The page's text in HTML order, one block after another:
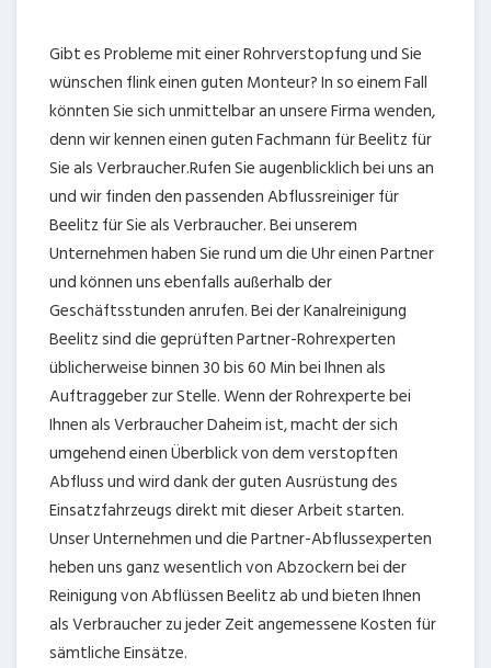
Gibt es Probleme mit einer Rohrverstopfung und Sie
wünschen flink einen guten Monteur? In so einem Fall
könnten Sie sich unmittelbar an unsere Firma wenden,
denn wir kennen einen guten Fachmann für Beelitz für
Sie als Verbraucher.Rufen Sie augenblicklich bei uns an
und wir finden den passenden Abflussreiniger für
Beelitz für Sie als Verbraucher. Bei unserem
Unternehmen haben Sie rund um die Uhr einen Partner
und können uns ebenfalls außerhalb der
Geschäftsstunden anrufen. Bei der Kanalreinigung
Beelitz sind die geprüften Partner-Rohrexperten
üblicherweise binnen 30 bis 60 Min bei Ihnen als
Auftraggeber zur Stelle. Wenn der Rohrexperte bei
Ihnen als Verbraucher Daheim ist, macht der sich
umgehend einen Überblick von dem verstopften
Abfluss und wird dank der guten Ausrüstung des
Einsatzfahrzeugs direkt mit dieser Arbeit starten.
Unser Unternehmen und die Partner-Abflussexperten
heben uns ganz wesentlich von Abzockern bei der
Reinigung von Abflüssen Beelitz ab und bieten Ihnen
als Verbraucher zu jeder Zeit angemessene Kosten für
sämtliche Einsätze.